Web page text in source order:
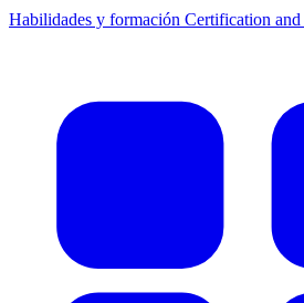
Habilidades y formación Certification